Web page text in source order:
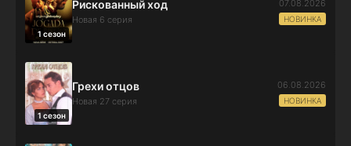
1 сезон
Рискованный ход
Новая 6 серия
07.08.2026
НОВИНКА
1 сезон
Грехи отцов
Новая 27 серия
06.08.2026
НОВИНКА